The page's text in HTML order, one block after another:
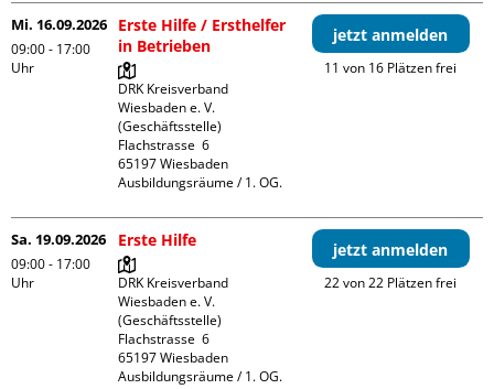
Mi. 16.09.2026
09:00 - 17:00
Uhr
Erste Hilfe / Ersthelfer
in Betrieben
DRK Kreisverband
Wiesbaden e. V.
(Geschäftsstelle)
Flachstrasse  6
65197 Wiesbaden
Ausbildungsräume / 1. OG.
jetzt anmelden
11 von 16 Plätzen frei
Sa. 19.09.2026
09:00 - 17:00
Uhr
Erste Hilfe
DRK Kreisverband
Wiesbaden e. V.
(Geschäftsstelle)
Flachstrasse  6
65197 Wiesbaden
Ausbildungsräume / 1. OG.
jetzt anmelden
22 von 22 Plätzen frei